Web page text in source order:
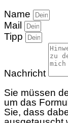
Name
Mail
Tipp
Nachricht
Sie müssen
um das
Sie, dass